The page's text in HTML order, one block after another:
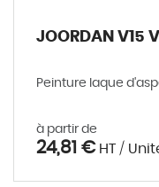
JOORDAN V15
Peinture laque
à partir de
24,81 €HT /